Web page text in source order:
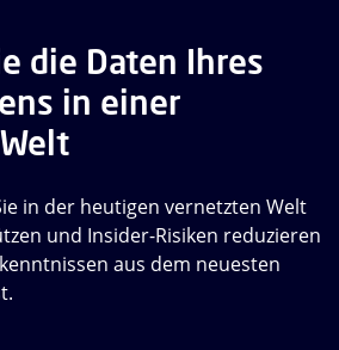
die Daten Ihres
in einer
in der heutigen vernetzten Welt
und Insider-Risiken reduzieren
aus dem neuesten